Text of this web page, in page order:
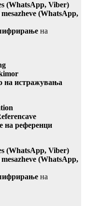
(WhatsApp, Viber)
(WhatsApp,
на
на истражувања
на референци
(WhatsApp, Viber)
(WhatsApp,
на